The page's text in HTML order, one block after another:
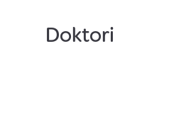
Doktori